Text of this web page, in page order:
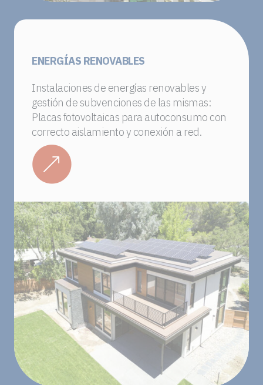
ENERGÍAS RENOVABLES
Instalaciones de energías renovables y
gestión de subvenciones de las mismas:
Placas fotovoltaicas para autoconsumo con
correcto aislamiento y conexión a red.